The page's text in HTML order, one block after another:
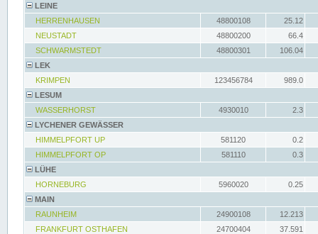
LEINE
HERRENHAUSEN
48800108
25.12
NEUSTADT
48800200
66.4
SCHWARMSTEDT
48800301
106.04
LEK
KRIMPEN
123456784
989.0
LESUM
WASSERHORST
4930010
2.3
LYCHENER GEWÄSSER
HIMMELPFORT UP
581120
0.2
HIMMELPFORT OP
581110
0.3
LÜHE
HORNEBURG
5960020
0.25
MAIN
RAUNHEIM
24900108
12.213
FRANKFURT OSTHAFEN
24700404
37.591